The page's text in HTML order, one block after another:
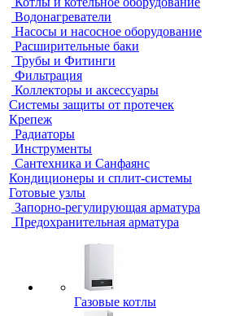
Водонагреватели
Насосы и насосное оборудование
Расширительные баки
Трубы и Фитинги
Фильтрация
Коллекторы и аксессуары
Системы защиты от протечек
Крепеж
Радиаторы
Инструменты
Сантехника и Санфаянс
Кондиционеры и сплит-системы
Готовые узлы
Запорно-регулирующая арматура
Предохранительная арматура
Газовые котлы